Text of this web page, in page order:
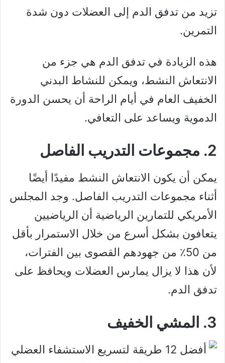
تزيد من تدفق الدم إلى العضلات دون شدة
التمرين.
هذه الزيادة في تدفق الدم هي جزء من
الانتعاش النشط، ويمكن للنشاط البدني
الخفيف العام في أيام الراحة أن يحسن الدورة
الدموية ويساعد على التعافي.
2. مجموعات التدريب الفاصل
يمكن أن يكون الانتعاش النشط مفيدًا أيضًا
أثناء مجموعات التدريب الفاصل. وجد المجلس
الأمريكي للتمارين الرياضية أن الرياضيين
يتعافون بشكل أسرع من خلال الاستمرار بأقل
من 50٪ من جهودهم القصوى بين الفترات،
لأن هذا لا يزال يمارس العضلات ويحافظ على
تدفق الدم.
3. المشي الخفيف